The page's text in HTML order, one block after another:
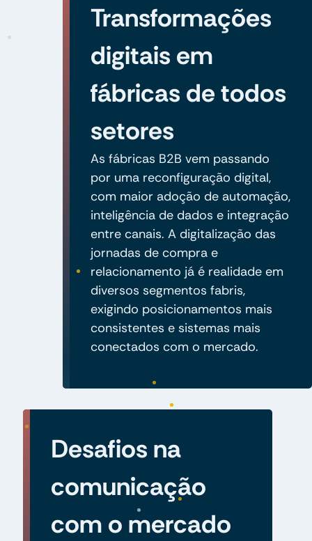
Transformações
digitais em
fábricas de todos
setores
As fábricas B2B vem passando
por uma reconfiguração digital,
com maior adoção de automação,
inteligência de dados e integração
entre canais. A digitalização das
jornadas de compra e
relacionamento já é realidade em
diversos segmentos fabris,
exigindo posicionamentos mais
consistentes e sistemas mais
conectados com o mercado.
Desafios na
comunicação
com o mercado